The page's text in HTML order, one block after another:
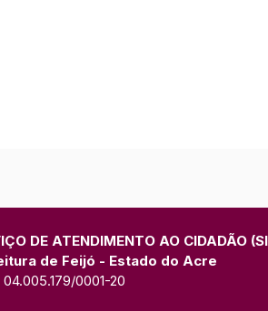
DE ATENDIMENTO AO CIDADÃO
de Feijó - Estado do Acre
04.005.179/0001-20